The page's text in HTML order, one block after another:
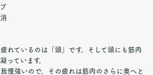
れているのは「頭」です。そして頭にも筋肉
っています。
慢強いので、その疲れは筋肉のさらに奥へと